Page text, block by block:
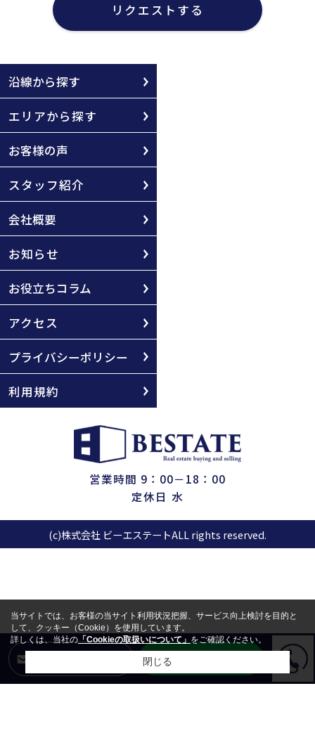
リクエストする
沿線から探す
エリアから探す
お客様の声
スタッフ紹介
会社概要
お知らせ
お役立ちコラム
アクセス
プライバシーポリシー
利用規約
営業時間 9：00－18：00
定休日 水
(c)株式会社 ビーエステートALL rights reserved.
LINEからお問合せ
当サイトでは、お客様の当サイト利用状況把握、サービス向上検討を目的と
して、クッキー（Cookie）を使用しています。
詳しくは、当社の「Cookieの取扱いについて」をご確認ください。
閉じる